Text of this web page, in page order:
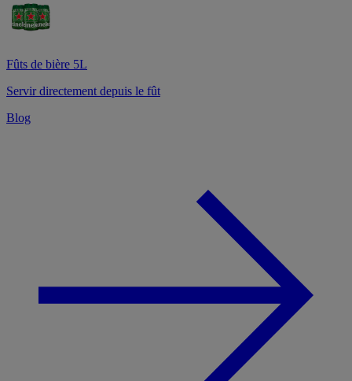
Fûts de bière 5L
Servir directement depuis le fût
Blog